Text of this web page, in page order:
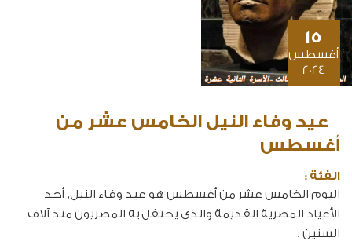
15
أغسطس
2024
عيد وفاء النيل الخامس عشر من
أغسطس
الفئة :
اليوم الخامس عشر من أغسطس هو عيد وفاء النيل, أحد
الأعياد المصرية القديمة والذي يحتفل به المصريون منذ آلاف
السنين .